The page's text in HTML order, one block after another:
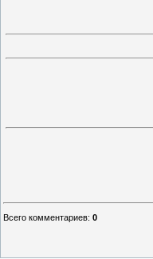
Всего комментариев: 0